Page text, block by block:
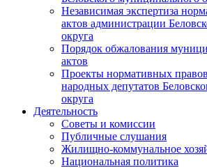
Независимая экспертиза
актов администрации
округа
Порядок обжалования
актов
Проекты нормативных
народных депутатов
округа
Деятельность
Советы и комиссии
Публичные слушания
Жилищно-коммунальное
Национальная политика